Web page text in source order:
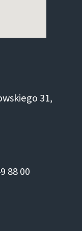
31,
88 00